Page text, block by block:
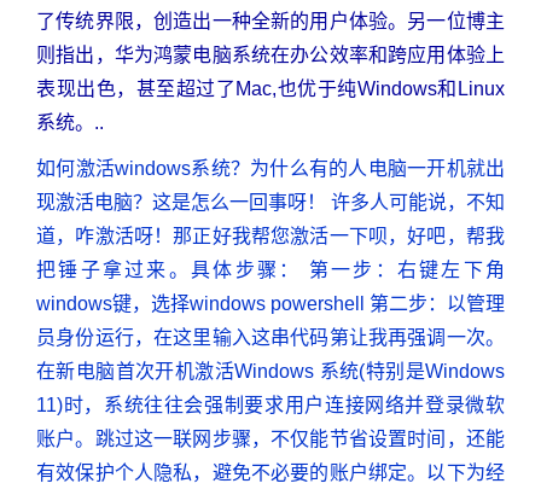
了传统界限，创造出一种全新的用户体验。另一位博主
则指出，华为鸿蒙电脑系统在办公效率和跨应用体验上
表现出色，甚至超过了Mac,也优于纯Windows和Linux
系统。..
如何激活windows系统？为什么有的人电脑一开机就出
现激活电脑？这是怎么一回事呀！ 许多人可能说，不知
道，咋激活呀！那正好我帮您激活一下呗，好吧，帮我
把锤子拿过来。具体步骤： 第一步：右键左下角
windows键，选择windows powershell 第二步：以管理
员身份运行，在这里输入这串代码第让我再强调一次。
在新电脑首次开机激活Windows 系统(特别是Windows
11)时，系统往往会强制要求用户连接网络并登录微软
账户。跳过这一联网步骤，不仅能节省设置时间，还能
有效保护个人隐私，避免不必要的账户绑定。以下为经